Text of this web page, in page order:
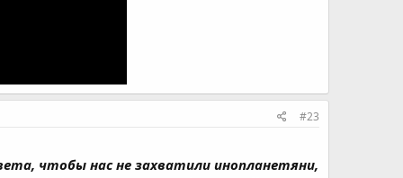
#23
чтобы нас не захватили инопланетяни,